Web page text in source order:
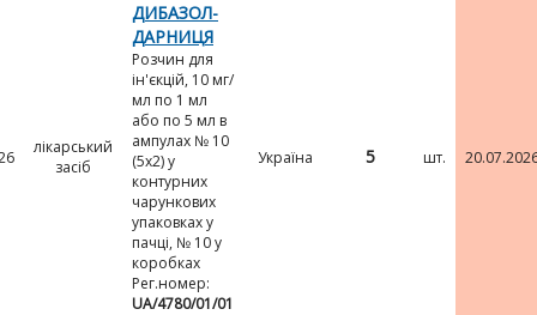
лікарський
засіб
ДИБАЗОЛ-
ДАРНИЦЯ
Розчин для
ін'єкцій, 10 мг/
мл по 1 мл
або по 5 мл в
ампулах № 10
(5х2) у
контурних
чарункових
упаковках у
пачці, № 10 у
коробках
Рег.номер:
UA/4780/01/01
Україна 5 шт.